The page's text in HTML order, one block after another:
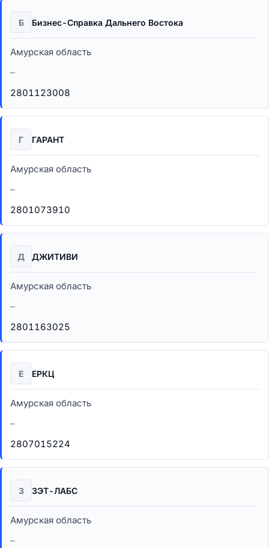
Б Бизнес-Справка Дальнего Востока
Амурская область
–
2801123008
Г ГАРАНТ
Амурская область
–
2801073910
Д ДЖИТИВИ
Амурская область
–
2801163025
Е ЕРКЦ
Амурская область
–
2807015224
З ЗЭТ-ЛАБС
Амурская область
–